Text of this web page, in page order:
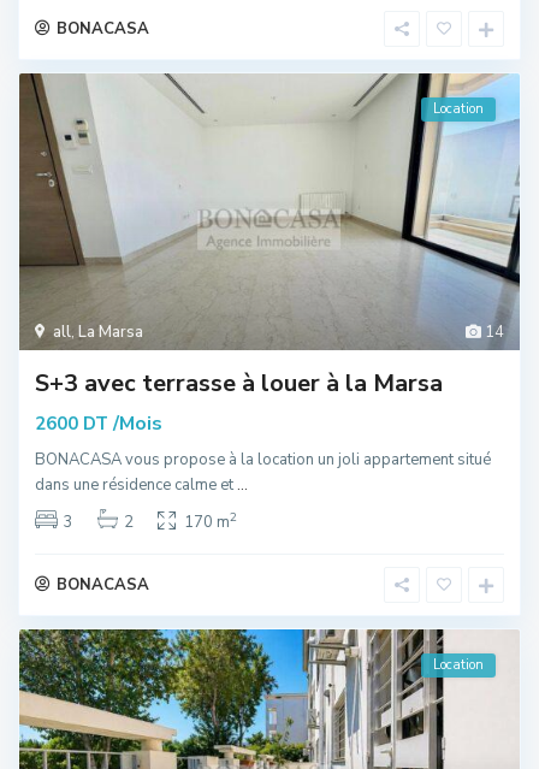
BONACASA
14
all, La Marsa
Location
S+3 avec terrasse à louer à la Marsa
2600 DT/Mois
BONACASA vous propose à la location un joli appartement situé
dans une résidence calme et...
3
2 170 m2
BONACASA
Location